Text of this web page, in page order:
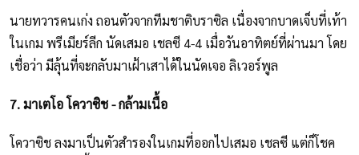
นายทวารคนเก่ง ถอนตัวจากทีมชาติบราซิล เนื่องจากบาดเจ็บที่เท้า
ในเกม พรีเมียร์ลีก นัดเสมอ เชลซี 4-4 เมื่อวันอาทิตย์ที่ผ่านมา โดย
เชื่อว่า มีลุ้นที่จะกลับมาเฝ้าเสาได้ในนัดเจอ ลิเวอร์พูล
7. มาเตโอ โควาซิช - กล้ามเนื้อ
โควาซิช ลงมาเป็นตัวสำรองในเกมที่ออกไปเสมอ เชลซี แต่ก็โชค